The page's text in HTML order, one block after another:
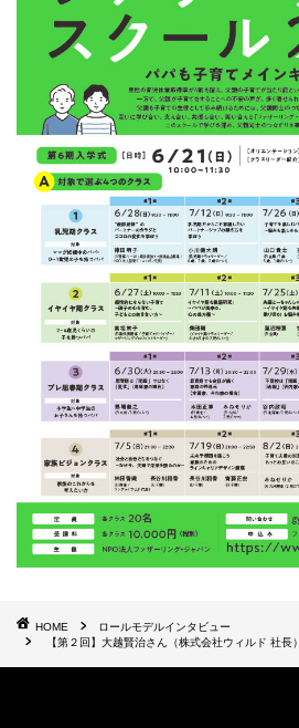
HOME
ロールモデルインタビュー
【第２回】大越賢治さん（株式会社ウィルド 社長）